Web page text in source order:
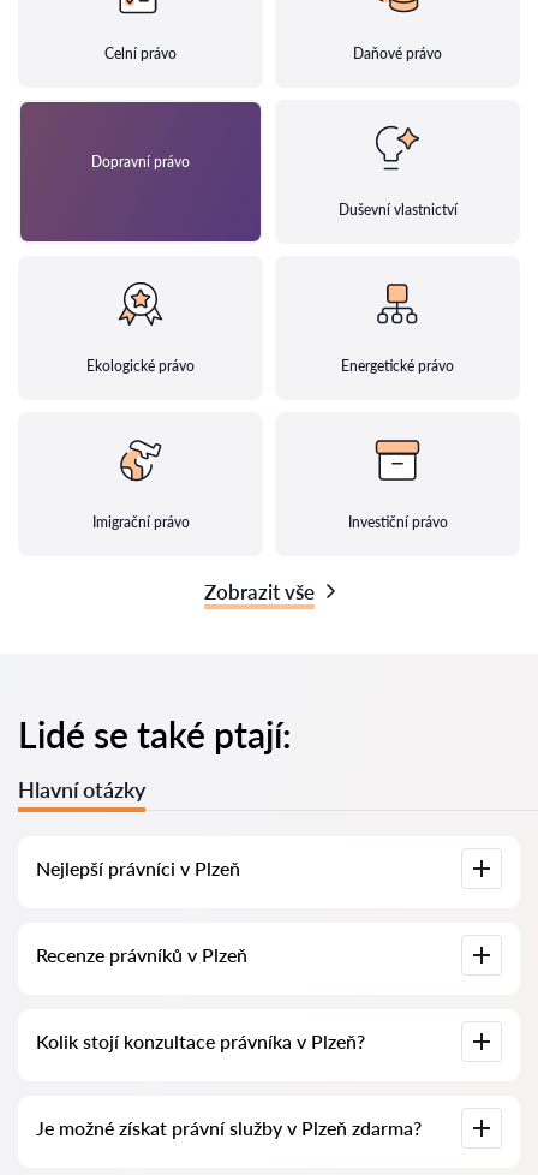
Celní právo Daňové právo
Dopravní právo
Duševní vlastnictví
Ekologické právo Energetické právo
Imigrační právo Investiční právo
Zobrazit vše
Lidé se také ptají:
Hlavní otázky
Nejlepší právníci v Plzeň
kompletními informacemi. Ceny, recenze, telefonní číslo a
Recenze právníků v Plzeň
neodstraňujeme negativní recenze a není možné je uměle
Kolik stojí konzultace právníka v Plzeň?
(ceny se mohou lišit podle složitosti otázky a formy
Je možné získat právní služby v Plzeň zdarma?